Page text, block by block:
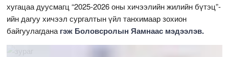
хугацаа дуусмагц “2025-2026 оны хичээлийн жилийн бүтэц”-
ийн дагуу хичээл сургалтын үйл танхимаар зохион
байгуулагдана гэж Боловсролын Яамнаас мэдээлэв.